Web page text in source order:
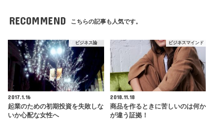
RECOMMEND こちらの記事も人気です。
ビジネス論
2017.1.16
起業のための初期投資を失敗しな
いか心配な女性へ
ビジネスマインド
2018.11.18
商品を作るときに苦しいのは何か
が違う証拠！